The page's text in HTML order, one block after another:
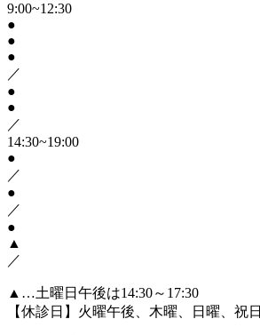
9:00~12:30
●
●
●
／
●
●
／
14:30~19:00
●
／
●
／
●
▲
／
▲…土曜日午後は14:30～17:30
【休診日】火曜午後、木曜、日曜、祝日